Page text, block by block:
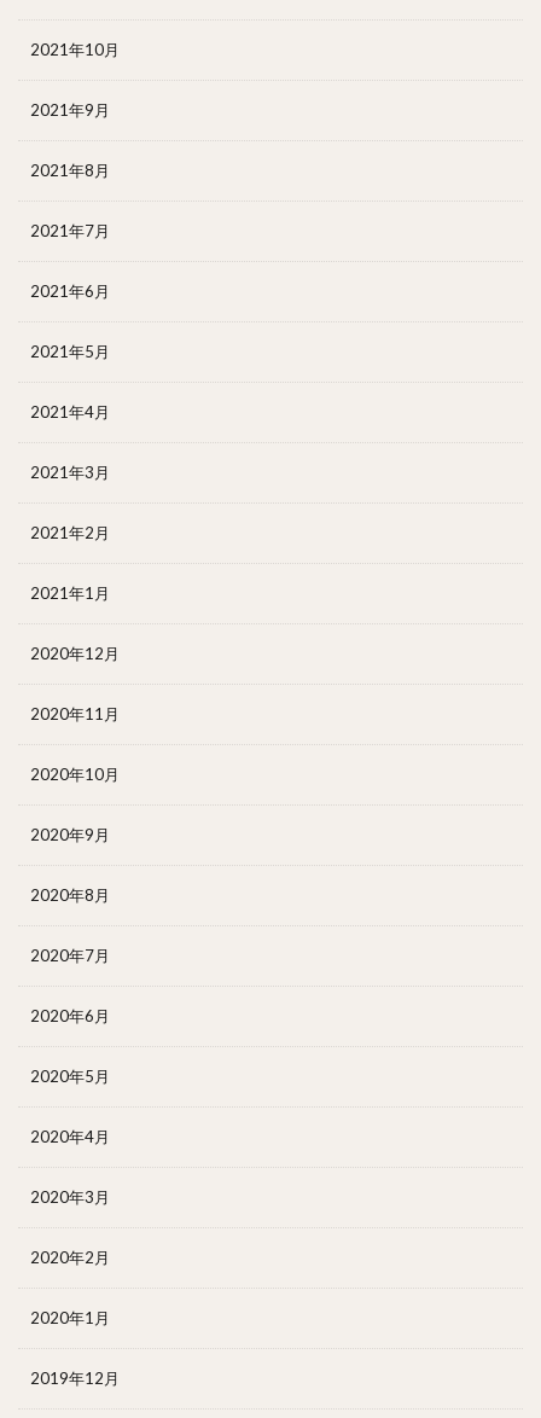
2021年10月
2021年9月
2021年8月
2021年7月
2021年6月
2021年5月
2021年4月
2021年3月
2021年2月
2021年1月
2020年12月
2020年11月
2020年10月
2020年9月
2020年8月
2020年7月
2020年6月
2020年5月
2020年4月
2020年3月
2020年2月
2020年1月
2019年12月